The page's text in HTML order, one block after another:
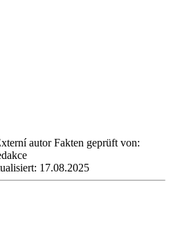
autor Fakten geprüft von:
17.08.2025